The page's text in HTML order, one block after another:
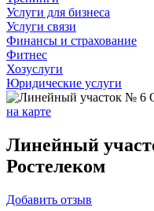
Услуги для бизнеса
Услуги связи
Финансы и страхование
Фитнес
Хозуслуги
Юридические услуги
на карте
Линейный
Ростелеком
Добавить отзыв